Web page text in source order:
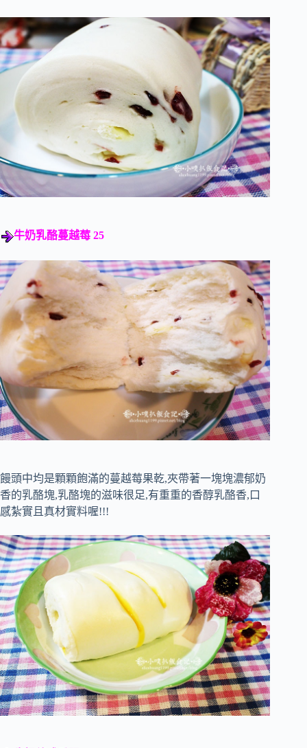
牛奶乳酪蔓越莓 25
饅頭中均是顆顆飽滿的蔓越莓果乾,夾帶著一塊塊濃郁奶
香的乳酪塊,乳酪塊的滋味很足,有重重的香醇乳酪香,口
感紮實且真材實料喔!!!